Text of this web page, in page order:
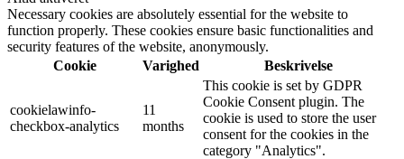
Necessary cookies are absolutely essential for the website to
function properly. These cookies ensure basic functionalities and
security features of the website, anonymously.
Cookie
Varighed Beskrivelse
cookielawinfo-
checkbox-analytics
11
months
This cookie is set by GDPR
Cookie Consent plugin. The
cookie is used to store the user
consent for the cookies in the
category "Analytics".